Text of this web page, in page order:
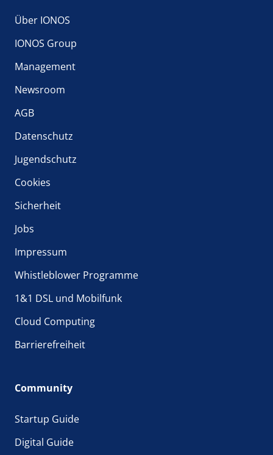
Über IONOS
IONOS Group
Management
Newsroom
AGB
Datenschutz
Jugendschutz
Cookies
Sicherheit
Jobs
Impressum
Whistleblower Programme
1&1 DSL und Mobilfunk
Cloud Computing
Barrierefreiheit
Community
Startup Guide
Digital Guide